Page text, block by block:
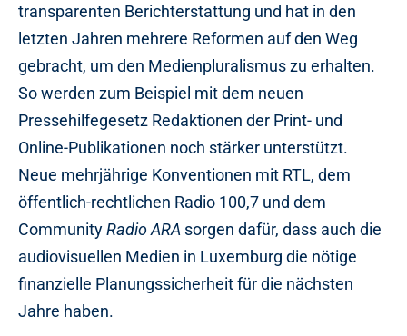
transparenten Berichterstattung und hat in den
letzten Jahren mehrere Reformen auf den Weg
gebracht, um den Medienpluralismus zu erhalten.
So werden zum Beispiel mit dem neuen
Pressehilfegesetz Redaktionen der Print- und
Online-Publikationen noch stärker unterstützt.
Neue mehrjährige Konventionen mit RTL, dem
öffentlich-rechtlichen Radio 100,7 und dem
CommunityRadio ARA sorgen dafür, dass auch die
audiovisuellen Medien in Luxemburg die nötige
finanzielle Planungssicherheit für die nächsten
Jahre haben.